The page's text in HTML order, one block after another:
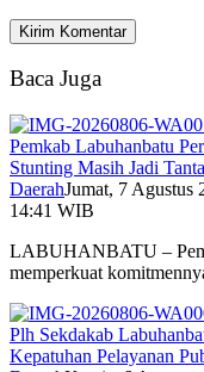
Baca Juga
Pemkab Labuhanbatu
Stunting Masih Jadi
DaerahJumat, 7 Agustus
14:41 WIB
LABUHANBATU –
memperkuat
Plh Sekdakab
Kepatuhan Pelayanan